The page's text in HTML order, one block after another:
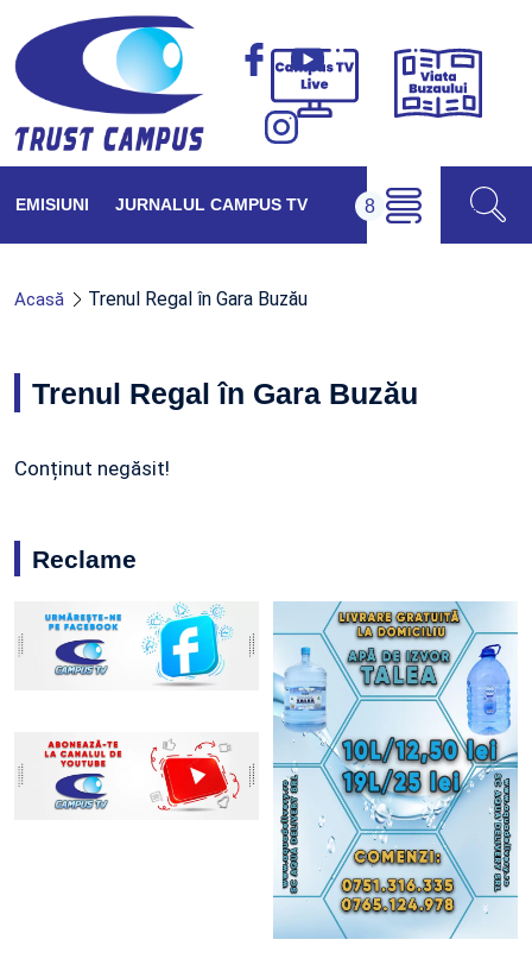
Campus
Viața
EMISIUNI JURNALUL CAMPUS TV
Acasă Trenul Regal în Gara Buzău
Trenul Regal în Gara Buzău
Conținut negăsit!
Reclame